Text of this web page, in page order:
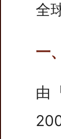
全
一
由